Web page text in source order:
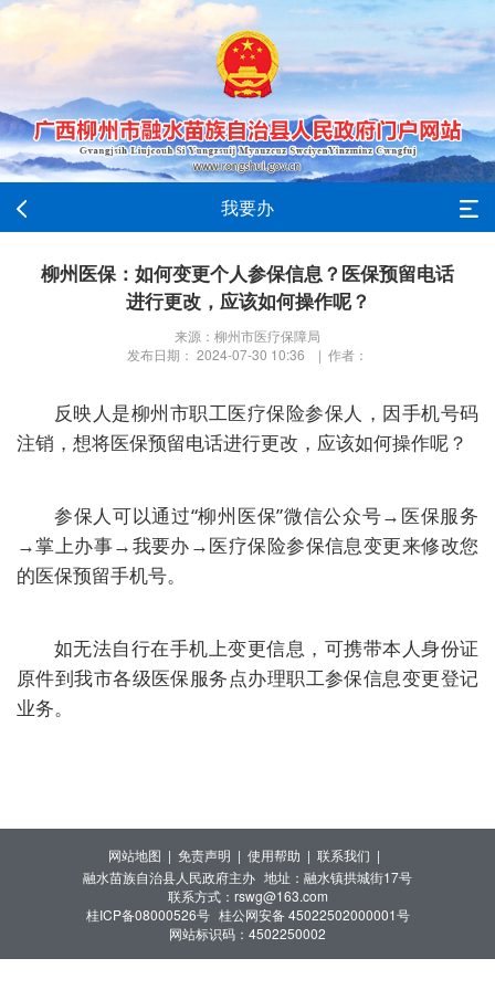
我要办
柳州医保：如何变更个人参保信息？医保预留电话
进行更改，应该如何操作呢？
来源：柳州市医疗保障局
发布日期： 2024-07-30 10:36 | 作者：
反映人是柳州市职工医疗保险参保人，因手机号码
注销，想将医保预留电话进行更改，应该如何操作呢？
参保人可以通过“柳州医保”微信公众号→医保服务
→掌上办事→我要办→医疗保险参保信息变更来修改您
的医保预留手机号。
如无法自行在手机上变更信息，可携带本人身份证
原件到我市各级医保服务点办理职工参保信息变更登记
业务。
网站地图 | 免责声明 | 使用帮助 | 联系我们 |
融水苗族自治县人民政府主办 地址：融水镇拱城街17号
联系方式：rswg@163.com
桂ICP备08000526号 桂公网安备 45022502000001号
网站标识码：4502250002